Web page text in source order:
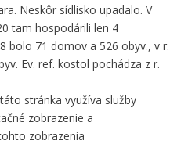
Neskôr sídlisko upadalo. V
tam hospodárili len 4
bolo 71 domov a 526 obyv., v r.
Ev. ref. kostol pochádza z r.
stránka využíva služby
zobrazenie a
zobrazenia